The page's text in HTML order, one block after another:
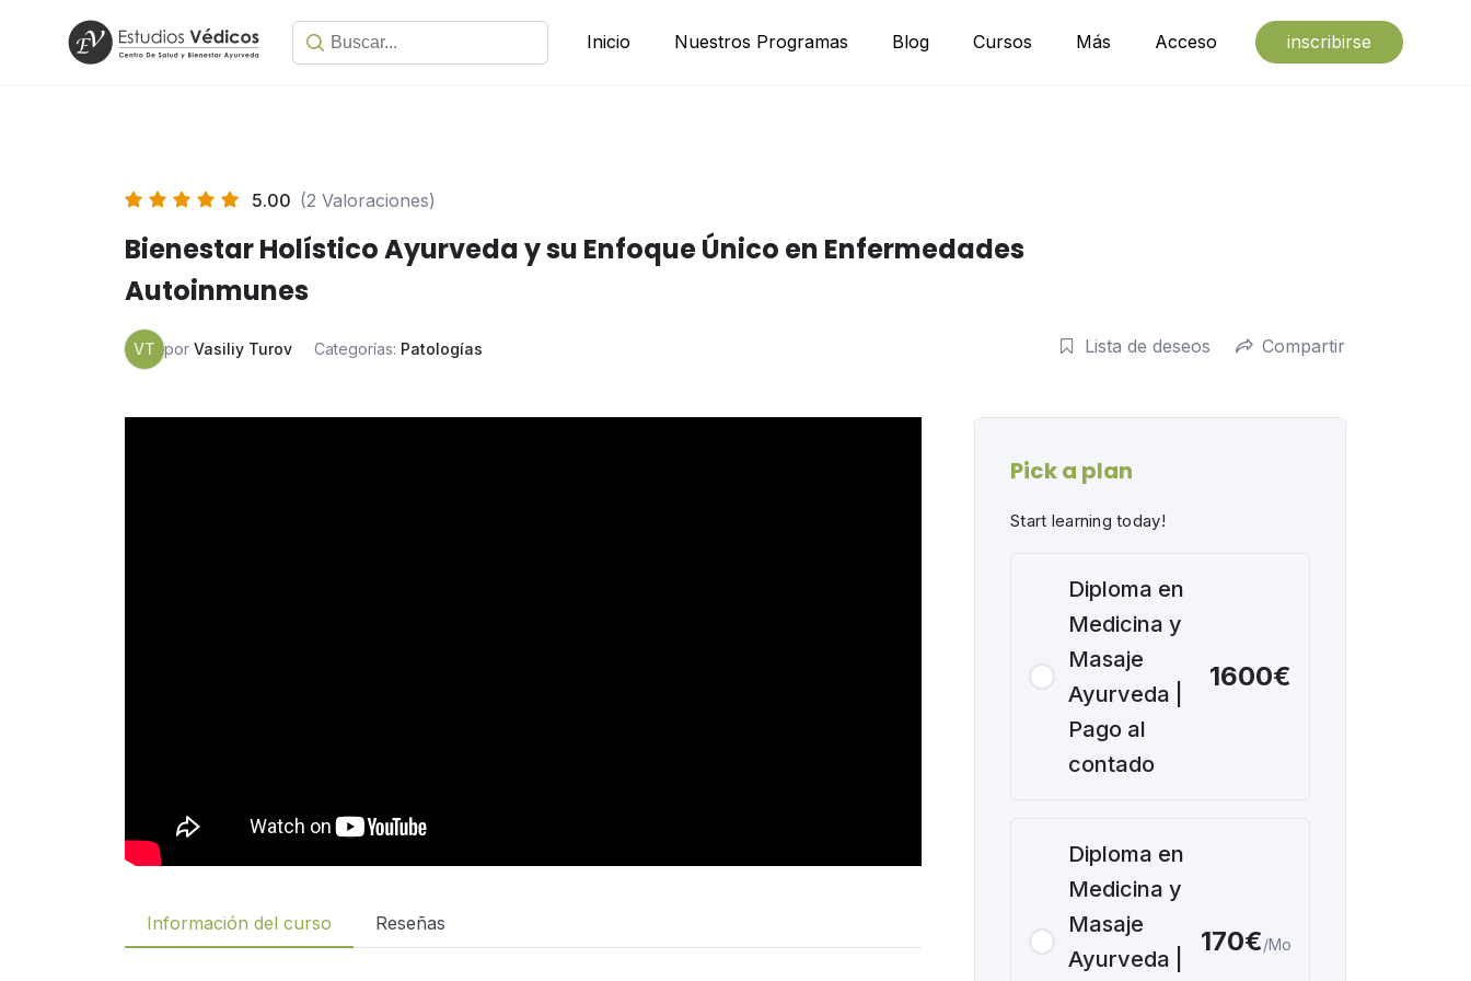
Inicio Nuestros Programas Blog Cursos Más Acceso inscribirse
5.00 (2 Valoraciones)
Bienestar Holístico Ayurveda y su Enfoque Único en Enfermedades
Autoinmunes
VT por Vasiliy Turov Categorías: Patologías Lista de deseos Compartir
Información del curso Reseñas
Pick a plan
Start learning today!
Diploma en
Medicina y
Masaje
Ayurveda |
Pago al
contado
1600€
Diploma en
Medicina y
Masaje
Ayurveda |
170€/Mo